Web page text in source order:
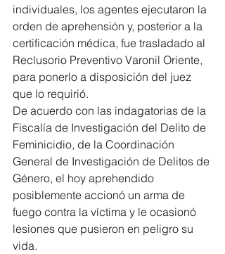
individuales, los agentes ejecutaron la
orden de aprehensión y, posterior a la
certificación médica, fue trasladado al
Reclusorio Preventivo Varonil Oriente,
para ponerlo a disposición del juez
que lo requirió.
De acuerdo con las indagatorias de la
Fiscalía de Investigación del Delito de
Feminicidio, de la Coordinación
General de Investigación de Delitos de
Género, el hoy aprehendido
posiblemente accionó un arma de
fuego contra la víctima y le ocasionó
lesiones que pusieron en peligro su
vida.